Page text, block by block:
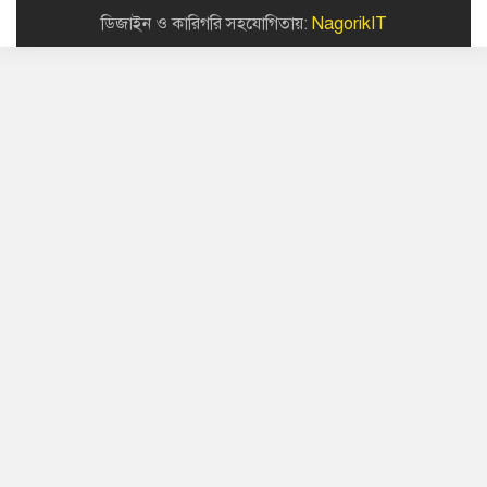
ডিজাইন ও কারিগরি সহযোগিতায়: NagorikIT